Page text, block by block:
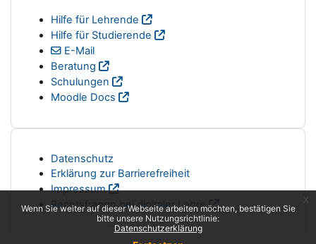
Wenn Sie weiter auf dieser Webseite arbeiten möchten, bestätigen Sie
bitte unsere Nutzungsrichtlinie:
Datenschutzerklärung
Hilfe für Lehrende
Hilfe für Studierende
E-Mail
Beratung
Schulungen
Moodle Docs
Datenschutz
Erklärung zur Barrierefreiheit
Impressum
Rechtsfragen bei digitaler Lehre